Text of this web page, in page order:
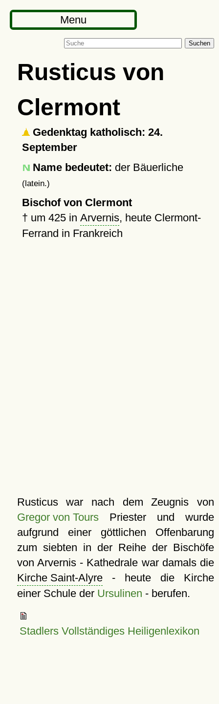
Menu
Suchen
Rusticus von
Clermont
Gedenktag katholisch: 24.
September
Name bedeutet: der Bäuerliche
(latein.)
Bischof von Clermont
† um 425in Arvernis, heute Clermont-
Ferrand in Frankreich
Rusticus war nach dem Zeugnis von
Gregor von ToursPriester und wurde
aufgrund einer göttlichen Offenbarung
zum siebten in der Reihe der Bischöfe
von Arvernis - Kathedrale war damals die
Kirche Saint-Alyre- heute die Kirche
einer Schule der Ursulinen - berufen.
Stadlers Vollständiges Heiligenlexikon